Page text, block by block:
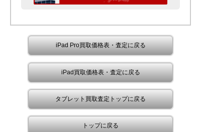
iPad Pro買取価格表・査定に戻る
iPad買取価格表・査定に戻る
タブレット買取査定トップに戻る
トップに戻る